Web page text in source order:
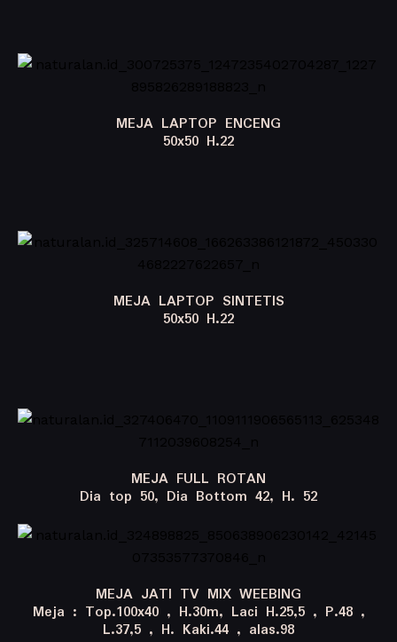
MEJA LAPTOP ENCENG
50x50 H.22
MEJA LAPTOP SINTETIS
50x50 H.22
MEJA FULL ROTAN
Dia top 50, Dia Bottom 42, H. 52
MEJA JATI TV MIX WEEBING
Meja : Top.100x40 , H.30m, Laci H.25,5 , P.48 ,
L.37,5 , H. Kaki.44 , alas.98